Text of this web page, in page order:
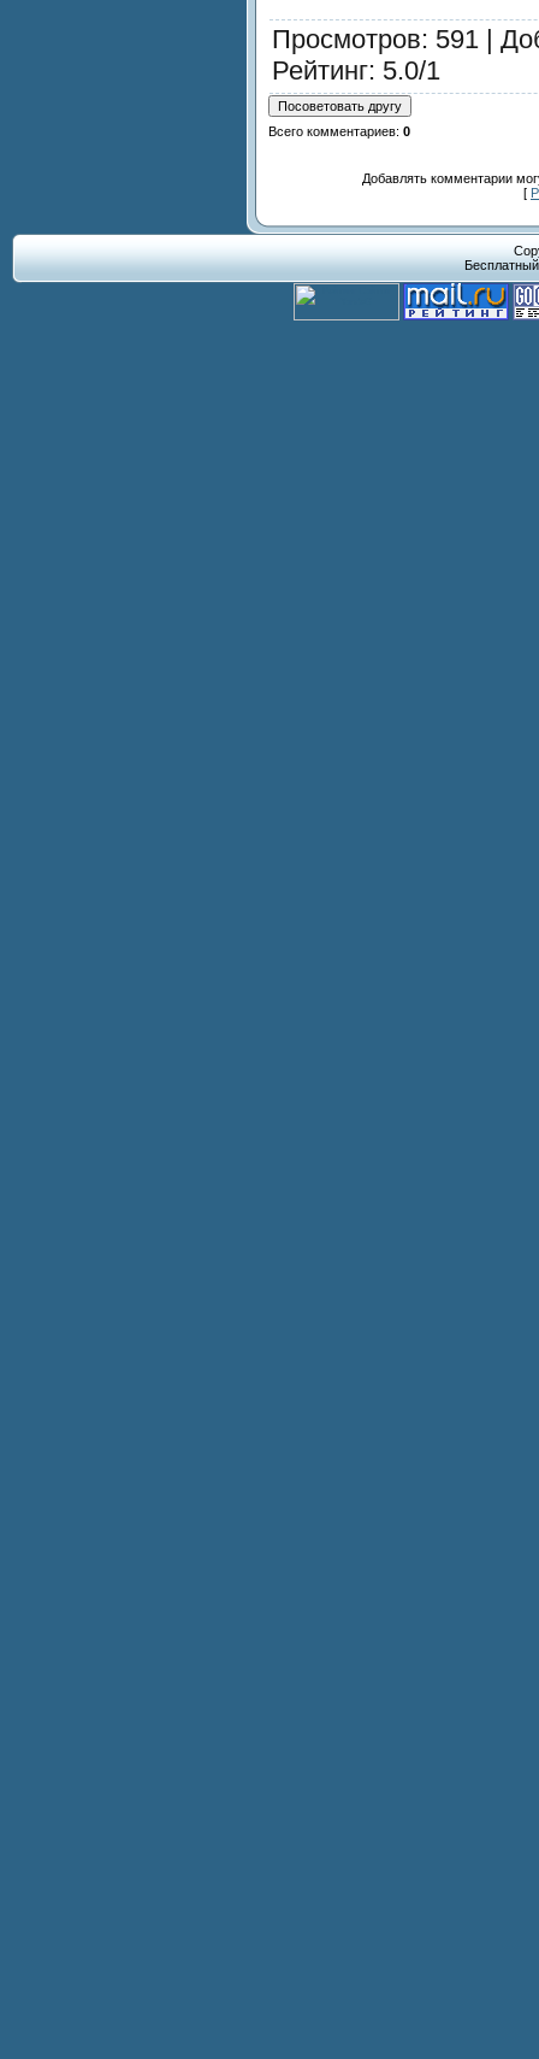
Просмотров: 591 |
Рейтинг: 5.0/1
Всего комментариев: 0
Добавлять комментарии
[